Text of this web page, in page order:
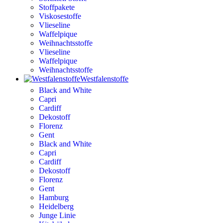
Stoffpakete
Viskosestoffe
Vlieseline
Waffelpique
Weihnachtsstoffe
Vlieseline
Waffelpique
Weihnachtsstoffe
Westfalenstoffe
Black and White
Capri
Cardiff
Dekostoff
Florenz
Gent
Black and White
Capri
Cardiff
Dekostoff
Florenz
Gent
Hamburg
Heidelberg
Junge Linie